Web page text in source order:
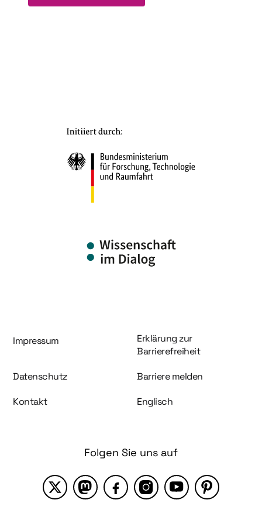
Information und Service
Impressum
Erklärung zur
Barrierefreiheit
Datenschutz Barriere melden
Kontakt Englisch
Folgen Sie uns auf